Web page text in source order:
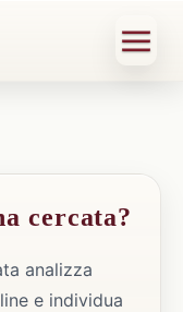
cercata?
analizza
e individua